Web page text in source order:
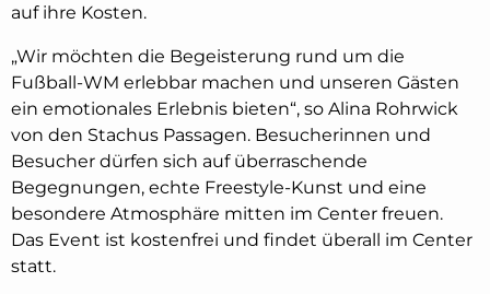
auf ihre Kosten.
„Wir möchten die Begeisterung rund um die
Fußball-WM erlebbar machen und unseren Gästen
ein emotionales Erlebnis bieten“, so Alina Rohrwick
von den Stachus Passagen. Besucherinnen und
Besucher dürfen sich auf überraschende
Begegnungen, echte Freestyle-Kunst und eine
besondere Atmosphäre mitten im Center freuen.
Das Event ist kostenfrei und findet überall im Center
statt.